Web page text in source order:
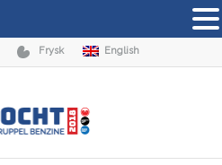
Frysk English